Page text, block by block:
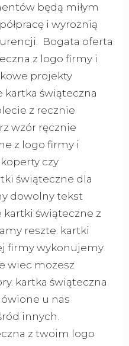
będą miłym
i wyrożnią
Bogata oferta
z logo firmy i
projekty
świąteczna
z recznie
wzór ręcznie
z logo firmy i
czy
świąteczne dla
dowolny tekst
kartki świąteczne z
reszte. kartki
firmy wykonujemy
wiec mozesz
kartka świąteczna
u nas
innych.
z twoim logo